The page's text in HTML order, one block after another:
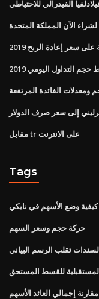
الفيدرالي للاحتياطي
الآن المملكة المتحدة
سعر إعادة الربح 2019
التداول اليومي 2019
الفائدة المرتفعة
إلى سعر صرف الدولار
مقابل tr على الانترنت
Tags
كيفية وضع الأسهم في نايكي
حركة حجم وسعر السهم
تقلب الرسم البياني
للقسط المستحق
مقارنة إجمالي العائد الأسهم